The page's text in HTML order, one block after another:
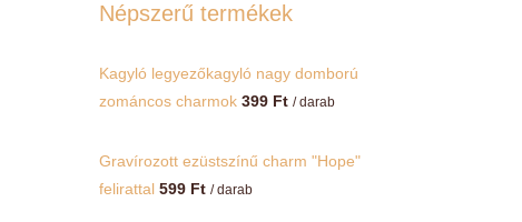
Népszerű termékek
Kagyló legyezőkagyló nagy domború
zománcos charmok 399 Ft / darab
Gravírozott ezüstszínű charm "Hope"
felirattal 599 Ft / darab